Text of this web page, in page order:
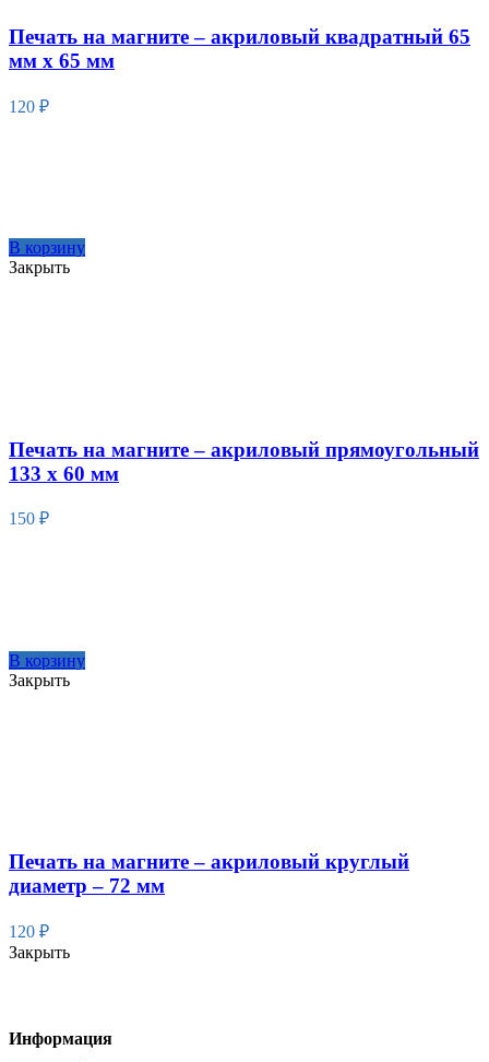
В корзину
Закрыть
Печать на магните – акриловый квадратный 65
мм х 65 мм
120 ₽
В корзину
Закрыть
Печать на магните – акриловый прямоугольный
133 х 60 мм
150 ₽
Печать на магните – акриловый круглый
диаметр – 72 мм
120 ₽
Закрыть
Информация